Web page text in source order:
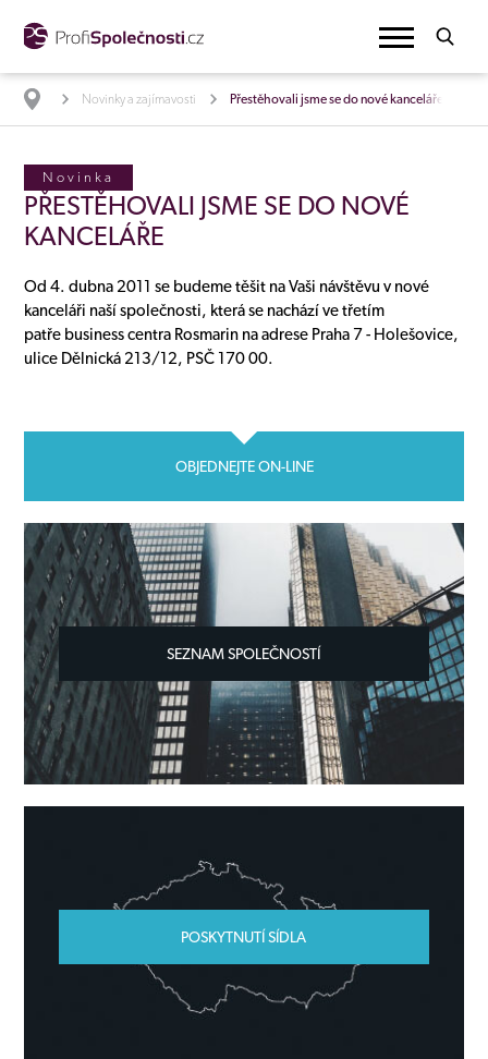
Novinky a zajímavosti Přestěhovali jsme se do nové kanceláře
PŘESTĚHOVALI JSME SE DO NOVÉ
KANCELÁŘE
Novinka
Od 4. dubna 2011 se budeme těšit na Vaši návštěvu v nové
kanceláři naší společnosti, která se nachází ve třetím
patře business centra Rosmarin na adrese Praha 7 - Holešovice,
ulice Dělnická 213/12, PSČ 170 00.
OBJEDNEJTE ON-LINE
SEZNAM SPOLEČNOSTÍ
POSKYTNUTÍ SÍDLA